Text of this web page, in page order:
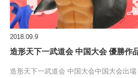
2018.09.9
造形天下一武道会 中国大会 優勝作
造形天下一武道会 中国大会中国大会出